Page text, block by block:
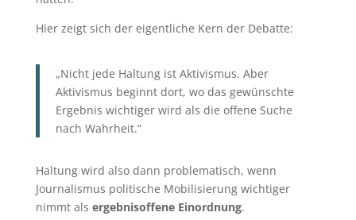
Hier zeigt sich der eigentliche Kern der Debatte:
„Nicht jede Haltung ist Aktivismus. Aber
Aktivismus beginnt dort, wo das gewünschte
Ergebnis wichtiger wird als die offene Suche
nach Wahrheit.“
Haltung wird also dann problematisch, wenn
Journalismus politische Mobilisierung wichtiger
nimmt als ergebnisoffene Einordnung.